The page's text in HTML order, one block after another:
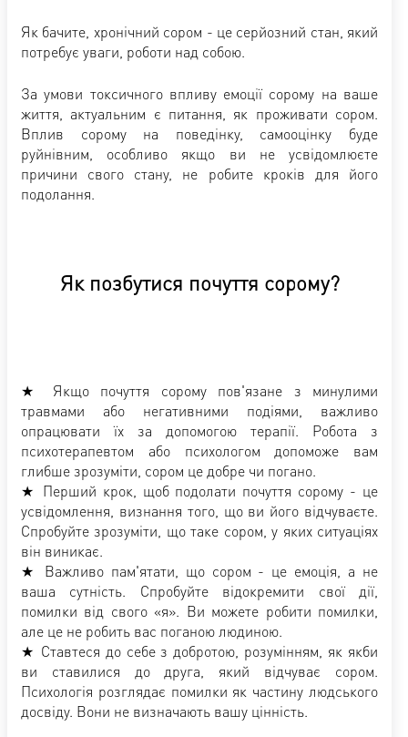
Як бачите, хронічний сором - це серйозний стан, який
потребує уваги, роботи над собою.
За умови токсичного впливу емоції сорому на ваше
життя, актуальним є питання, як проживати сором.
Вплив сорому на поведінку, самооцінку буде
руйнівним, особливо якщо ви не усвідомлюєте
причини свого стану, не робите кроків для його
подолання.
Як позбутися почуття сорому?
★ Якщо почуття сорому пов'язане з минулими
травмами або негативними подіями, важливо
опрацювати їх за допомогою терапії. Робота з
психотерапевтом або психологом допоможе вам
глибше зрозуміти, сором це добре чи погано.
★ Перший крок, щоб подолати почуття сорому - це
усвідомлення, визнання того, що ви його відчуваєте.
Спробуйте зрозуміти, що таке сором, у яких ситуаціях
він виникає.
★ Важливо пам'ятати, що сором - це емоція, а не
ваша сутність. Спробуйте відокремити свої дії,
помилки від свого «я». Ви можете робити помилки,
але це не робить вас поганою людиною.
★ Ставтеся до себе з добротою, розумінням, як якби
ви ставилися до друга, який відчуває сором.
Психологія розглядає помилки як частину людського
досвіду. Вони не визначають вашу цінність.